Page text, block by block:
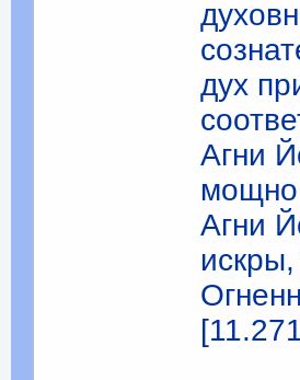
дух
Агни
мощно
Агни